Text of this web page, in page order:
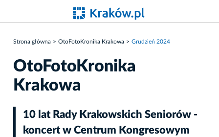
Strona główna OtoFotoKronika Krakowa Grudzień 2024
OtoFotoKronika
Krakowa
10 lat Rady Krakowskich Seniorów -
koncert w Centrum Kongresowym